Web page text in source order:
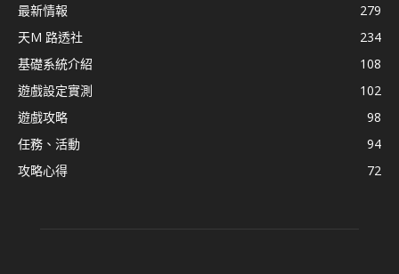
最新情報
279
天M 路透社
234
基礎系統介紹
108
遊戲設定實測
102
遊戲攻略
98
任務、活動
94
攻略心得
72